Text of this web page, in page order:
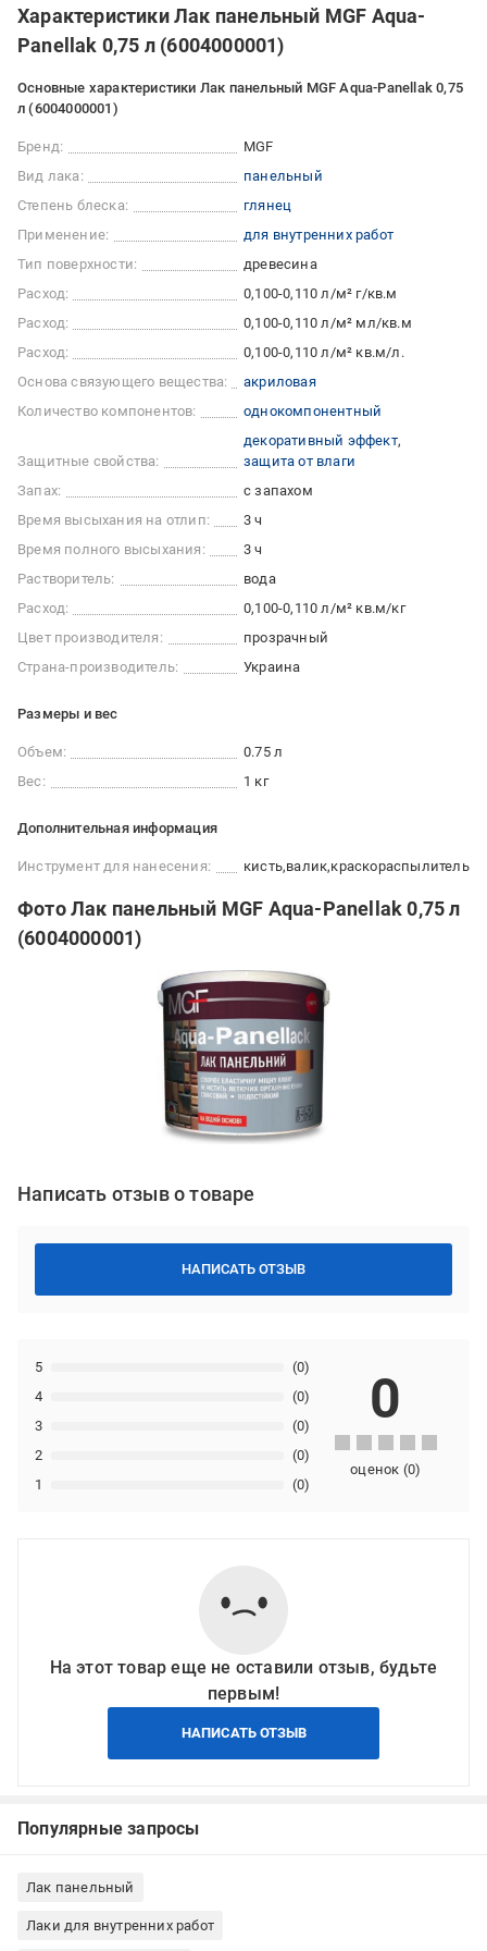
Характеристики Лак панельный MGF Aqua-
Panellak 0,75 л (6004000001)
Основные характеристики Лак панельный MGF Aqua-Panellak 0,75
л (6004000001)
Бренд:
MGF
Вид лака:
панельный
Степень блеска:
глянец
Применение:
для внутренних работ
Тип поверхности:
древесина
Расход:
0,100-0,110 л/м² г/кв.м
Расход:
0,100-0,110 л/м² мл/кв.м
Расход:
0,100-0,110 л/м² кв.м/л.
Основа связующего вещества:
акриловая
Количество компонентов:
однокомпонентный
Защитные свойства:
декоративный эффект
защита от влаги
Запах:
с запахом
Время высыхания на отлип:
3 ч
Время полного высыхания:
3 ч
Растворитель:
вода
Расход:
0,100-0,110 л/м² кв.м/кг
Цвет производителя:
прозрачный
Страна-производитель:
Украина
Размеры и вес
Объем:
0.75 л
Вес:
1 кг
Дополнительная информация
Инструмент для нанесения: кисть валик краскораспылитель
Фото Лак панельный MGF Aqua-Panellak 0,75 л
(6004000001)
Написать отзыв о товаре
НАПИСАТЬ ОТЗЫВ
1 (0)
2 (0)
3 (0)
4 (0)
5 (0)
0
оценок (0)
На этот товар еще не оставили отзыв, будьте
первым!
НАПИСАТЬ ОТЗЫВ
Популярные запросы
Лак панельный
Лаки для внутренних работ